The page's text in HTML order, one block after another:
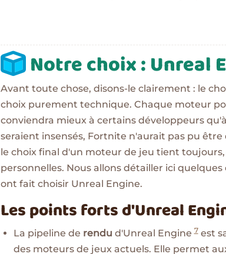
Notre choix : Unreal
Avant toute chose, disons-le clairement : le
choix purement technique. Chaque moteur
conviendra mieux à certains développeurs
seraient insensés, Fortnite n'aurait pas pu
le choix final d'un moteur de jeu tient
personnelles. Nous allons détailler ici
ont fait choisir Unreal Engine.
Les points forts d'Unreal
La pipeline de rendu d'Unreal Engine7est
des moteurs de jeux actuels. Elle permet